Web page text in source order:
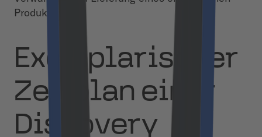
Produkts.
Exemplarischer
Zeitplan einer
Discovery